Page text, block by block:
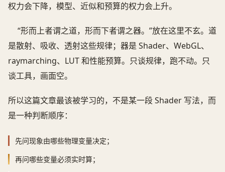
权力会下降，模型、近似和预算的权力会上升。
“形而上者谓之道，形而下者谓之器。”放在这里不玄。道
是散射、吸收、透射这些规律；器是 Shader、WebGL、
raymarching、LUT 和性能预算。只谈规律，跑不动。只
谈工具，画面空。
所以这篇文章最该被学习的，不是某一段 Shader 写法，而
是一种判断顺序：
先问现象由哪些物理变量决定；
再问哪些变量必须实时算；